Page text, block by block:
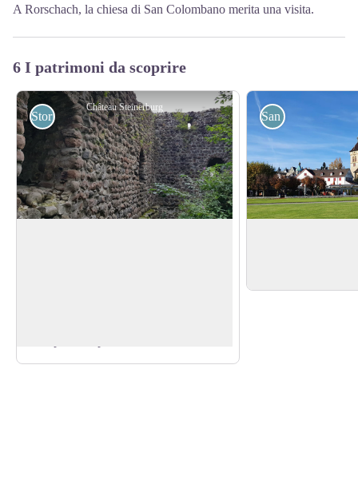
A Rorschach, la chiesa di San Colombano merita una visita.
6 I patrimoni da scoprire
Château Steinerburg
View picture in full screen
Storici San Colombano